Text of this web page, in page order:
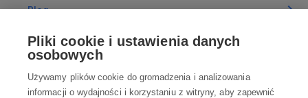
Blog
Poradnia
Wszystko o zakupach
Pliki cookie i ustawienia danych
osobowych
Używamy plików cookie do gromadzenia i analizowania
informacji o wydajności i korzystaniu z witryny, aby zapewnić